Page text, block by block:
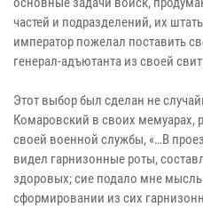
частей и подразделений, их
император пожелал поставить
генерал-адъютанта из своей
Этот выбор был сделан не
Комаровский в своих мемуарах,
своей военной службы, «…В
видел гарнизонные роты,
здоровых; сие подало мне мысль
сформировании из сих